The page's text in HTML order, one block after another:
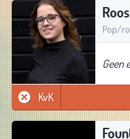
Pop/
Geen
KvK